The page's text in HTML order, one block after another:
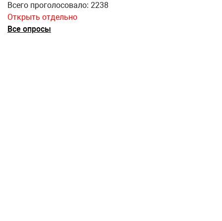
Всего проголосовало: 2238
Открыть отдельно
Все опросы